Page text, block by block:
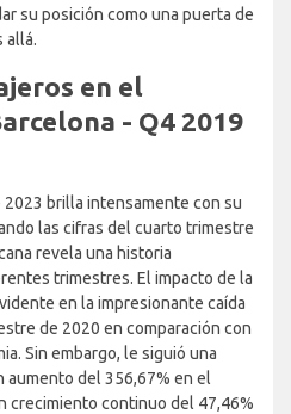
su posición como una puerta de
allá.
en el
- Q4 2019
brilla intensamente con su
las cifras del cuarto trimestre
revela una historia
trimestres. El impacto de la
en la impresionante caída
de 2020 en comparación con
Sin embargo, le siguió una
aumento del 356,67% en el
crecimiento continuo del 47,46%